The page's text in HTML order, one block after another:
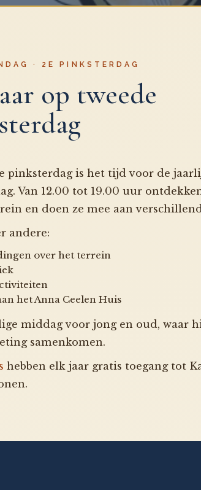
· 2E PINKSTERDAG
op tweede
pinksterdag is het tijd voor de
Van 12.00 tot 19.00 uur
en doen ze mee aan
andere:
over het terrein
het Anna Ceelen Huis
middag voor jong en oud, waar
samenkomen.
hebben elk jaar gratis toegang tot